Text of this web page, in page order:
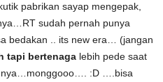
pabrikan sayap mengepak,
sudah pernah punya
bedakan .. its new era… (jangan
tapi bertenagalebih pede saat
nya…monggooo…. :D ….bisa